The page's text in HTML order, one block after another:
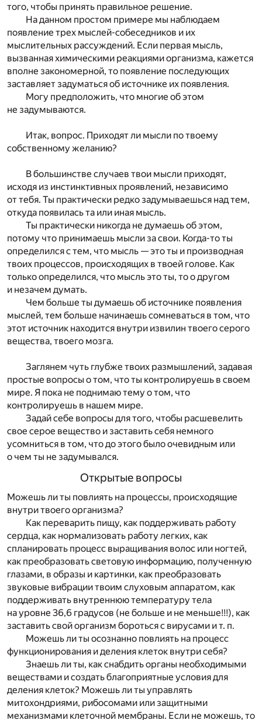
того, чтобы принять правильное решение.
На данном простом примере мы наблюдаем
появление трех мыслей-собеседников и их
мыслительных рассуждений. Если первая мысль,
вызванная химическими реакциями организма, кажется
вполне закономерной, то появление последующих
заставляет задуматься об источнике их появления.
Могу предположить, что многие об этом
не задумываются.
Итак, вопрос. Приходят ли мысли по твоему
собственному желанию?
В большинстве случаев твои мысли приходят,
исходя из инстинктивных проявлений, независимо
от тебя. Ты практически редко задумываешься над тем,
откуда появилась та или иная мысль.
Ты практически никогда не думаешь об этом,
потому что принимаешь мысли за свои. Когда-то ты
определился с тем, что мысль — это ты и производная
твоих процессов, происходящих в твоей голове. Как
только определился, что мысль это ты, то о другом
и незачем думать.
Чем больше ты думаешь об источнике появления
мыслей, тем больше начинаешь сомневаться в том, что
этот источник находится внутри извилин твоего серого
вещества, твоего мозга.
Заглянем чуть глубже твоих размышлений, задавая
простые вопросы о том, что ты контролируешь в своем
мире. Я пока не поднимаю тему о том, что
контролируешь в нашем мире.
Задай себе вопросы для того, чтобы расшевелить
свое серое вещество и заставить себя немного
усомниться в том, что до этого было очевидным или
о чем ты не задумывался.
Открытые вопросы
Можешь ли ты повлиять на процессы, происходящие
внутри твоего организма?
Как переварить пищу, как поддерживать работу
сердца, как нормализовать работу легких, как
спланировать процесс выращивания волос или ногтей,
как преобразовать световую информацию, полученную
глазами, в образы и картинки, как преобразовать
звуковые вибрации твоим слуховым аппаратом, как
поддерживать внутреннюю температуру тела
на уровне 36,6 градусов (не больше и не меньше!!!), как
заставить свой организм бороться с вирусами и т. п.
Можешь ли ты осознанно повлиять на процесс
функционирования и деления клеток внутри себя?
Знаешь ли ты, как снабдить органы необходимыми
веществами и создать благоприятные условия для
деления клеток? Можешь ли ты управлять
митохондриями, рибосомами или защитными
механизмами клеточной мембраны. Если не можешь, то